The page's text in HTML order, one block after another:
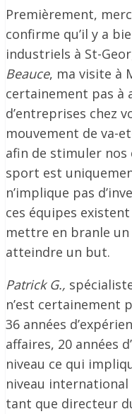
Premièrement,
confirme qu’il y a
industriels à St-
Beauce, ma visite à
certainement pas à
d’entreprises chez
mouvement de va-
afin de stimuler nos
sport est
n’implique pas
ces équipes
mettre en branle
atteindre un but.
Patrick G.,
n’est certainement
36 années
affaires, 20 années
niveau ce qui
niveau
tant que directeur